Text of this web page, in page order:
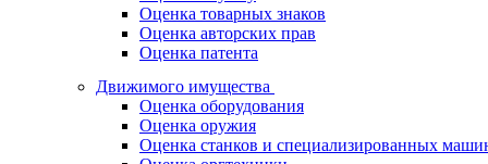
Оценка товарных знаков
Оценка авторских прав
Оценка патента
Движимого имущества
Оценка оборудования
Оценка оружия
Оценка станков и специализированных